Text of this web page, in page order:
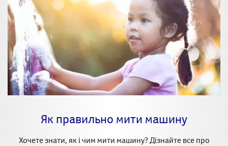
Як правильно мити машину
Хочете знати, як і чим мити машину? Дізнайте все про